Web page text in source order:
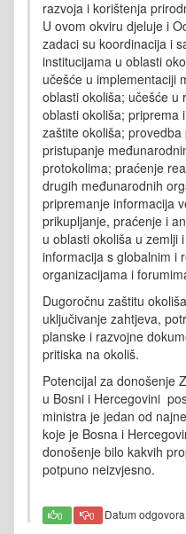
razvoja i korištenja
U ovom okviru djeluje i
zadaci su koordinacija i
institucijama u oblasti
učešće u implementaciji
oblasti okoliša; učešće u
oblasti okoliša; priprema
zaštite okoliša;
pristupanje
protokolima; praćenje
drugih međunarodnih
pripremanje informacija
prikupljanje, praćenje i
u oblasti okoliša u zemlji
informacija s globalnim i
organizacijama i
Dugoročnu zaštitu
uključivanje zahtjeva,
planske i razvojne
pritiska na okoliš.
Potencijal za donošenje
u Bosni i Hercegovini
ministra je jedan od
koje je Bosna i
donošenje bilo kakvih
potpuno neizvjesno.
0 0 Datum